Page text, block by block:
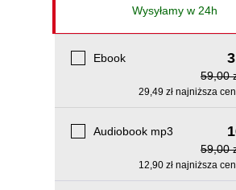
Wysyłamy w 24h
Ebook
59,00
29,49 zł najniższa
Audiobook mp3
59,00
12,90 zł najniższa